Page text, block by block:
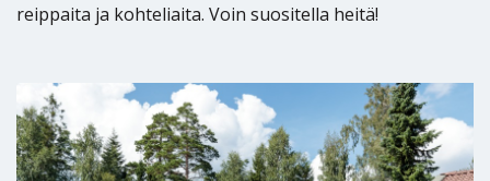
reippaita ja kohteliaita. Voin suositella heitä!